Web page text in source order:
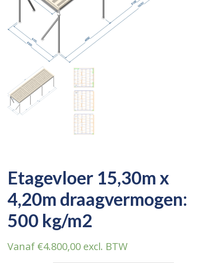
Etagevloer 15,30m x
4,20m draagvermogen:
500 kg/m2
Vanaf €4.800,00 excl. BTW